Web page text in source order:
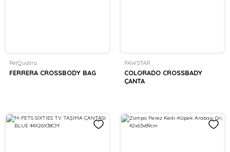
PetQuatro
FERRERA CROSSBODY BAG
PAWSTAR
COLORADO CROSSBADY
ÇANTA